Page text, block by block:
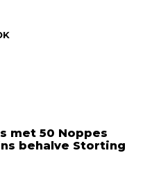
met 50 Noppes
behalve Storting